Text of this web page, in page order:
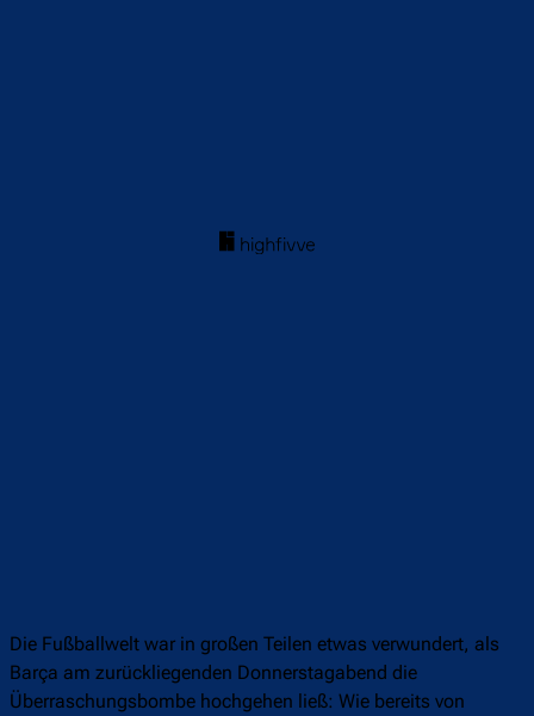
Die Fußballwelt war in großen Teilen etwas verwundert, als
Barça am zurückliegenden Donnerstagabend die
Überraschungsbombe hochgehen ließ: Wie bereits von